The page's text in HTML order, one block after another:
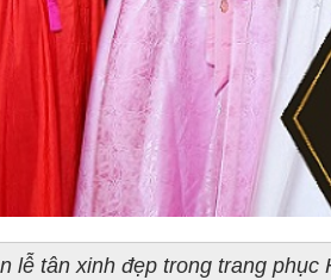
lễ tân xinh đẹp trong trang